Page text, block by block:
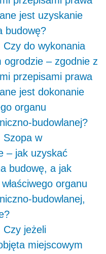
jest uzyskanie
budowę?
do wykonania
– zgodnie z
przepisami prawa
jest dokonanie
organu
budowlanej?
Szopa w
– jak uzyskać
budowę, a jak
organu
budowlanej,
Czy jeżeli
miejscowym